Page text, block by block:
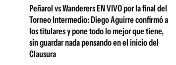
Peñarol vs Wanderers EN VIVO por la final del
Torneo Intermedio: Diego Aguirre confirmó a
los titulares y pone todo lo mejor que tiene,
sin guardar nada pensando en el inicio del
Clausura